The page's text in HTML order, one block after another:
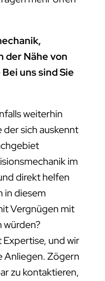
der Nähe von
uns sind Sie
weiterhin
der sich auskennt
im
direkt helfen
in diesem
Vergnügen mit
würden?
und wir
Anliegen. Zögern
zu kontaktieren,